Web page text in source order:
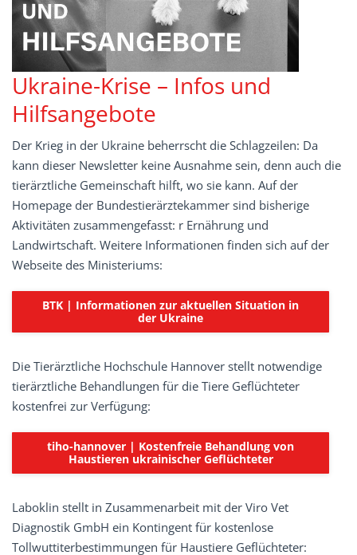
Ukraine-Krise – Infos und
Hilfsangebote
Der Krieg in der Ukraine beherrscht die Schlagzeilen: Da
kann dieser Newsletter keine Ausnahme sein, denn auch die
tierärztliche Gemeinschaft hilft, wo sie kann. Auf der
Homepage der Bundestierärztekammer sind bisherige
Aktivitäten zusammengefasst: r Ernährung und
Landwirtschaft. Weitere Informationen finden sich auf der
Webseite des Ministeriums:
BTK | Informationen zur aktuellen Situation in
der Ukraine
Die Tierärztliche Hochschule Hannover stellt notwendige
tierärztliche Behandlungen für die Tiere Geflüchteter
kostenfrei zur Verfügung:
tiho-hannover | Kostenfreie Behandlung von
Haustieren ukrainischer Geflüchteter
Laboklin stellt in Zusammenarbeit mit der Viro Vet
Diagnostik GmbH ein Kontingent für kostenlose
Tollwuttiterbestimmungen für Haustiere Geflüchteter: